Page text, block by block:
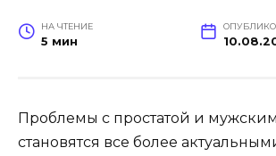
НА ЧТЕНИЕ
5 мин
Проблемы с простатой и
становятся все более